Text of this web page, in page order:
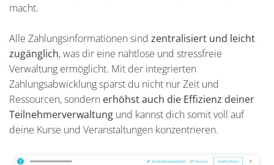
macht.
Alle Zahlungsinformationen sind zentralisiert und leicht
zugänglich, was dir eine nahtlose und stressfreie
Verwaltung ermöglicht. Mit der integrierten
Zahlungsabwicklung sparst du nicht nur Zeit und
Ressourcen, sondern erhöhst auch die Effizienz deiner
Teilnehmerverwaltung und kannst dich somit voll auf
deine Kurse und Veranstaltungen konzentrieren.